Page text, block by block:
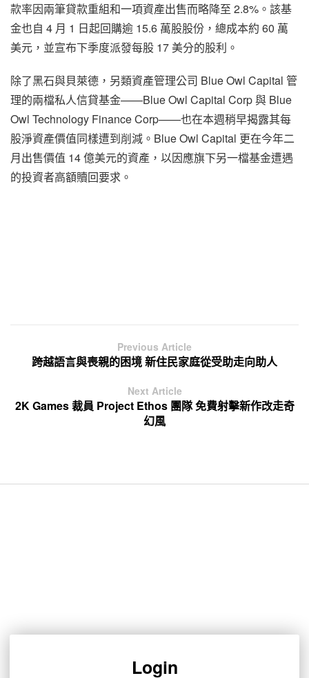
款率因兩筆貸款重組和一項資產出售而略降至 2.8%。該基
金也自 4 月 1 日起回購逾 15.6 萬股股份，總成本約 60 萬
美元，並宣布下季度派發每股 17 美分的股利。
除了黑石與貝萊德，另類資產管理公司 Blue Owl Capital 管
理的兩檔私人信貸基金——Blue Owl Capital Corp 與 Blue
Owl Technology Finance Corp——也在本週稍早揭露其每
股淨資產價值同樣遭到削減。Blue Owl Capital 更在今年二
月出售價值 14 億美元的資產，以因應旗下另一檔基金遭遇
的投資者高額贖回要求。
Previous Article
跨越語言與喪親的困境 新住民家庭從受助走向助人
Next Article
2K Games 裁員 Project Ethos 團隊 免費射擊新作改走奇
幻風
Login